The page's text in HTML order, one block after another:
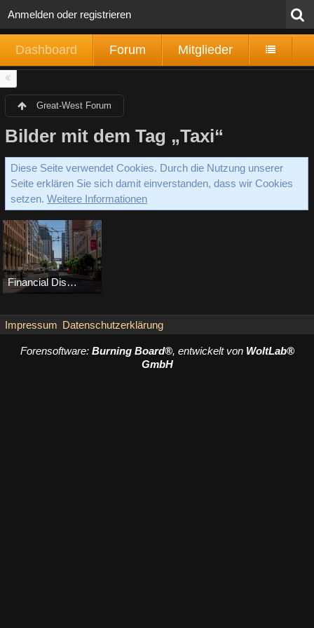
Anmelden oder registrieren
Dashboard Forum Mitglieder
Great-West Forum
Bilder mit dem Tag „Taxi“
Diese Seite verwendet Cookies. Durch die Nutzung unserer
Seite erklären Sie sich damit einverstanden, dass wir Cookies
setzen. Weitere Informationen
Financial District
Steffi
Impressum Datenschutzerklärung
Forensoftware: Burning Board®, entwickelt von WoltLab®
GmbH